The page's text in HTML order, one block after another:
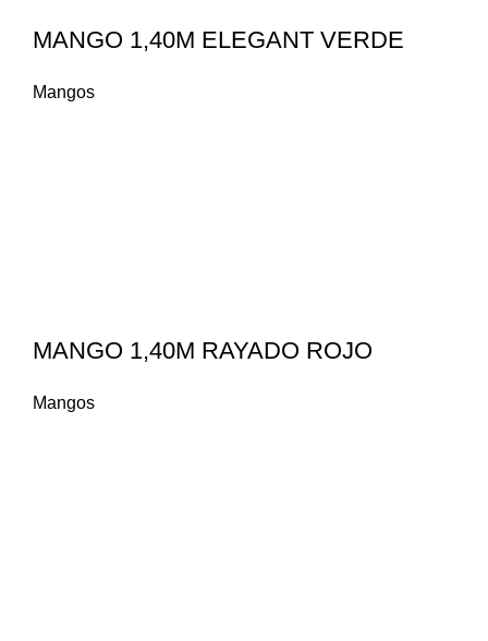
MANGO 1,40M ELEGANT VERDE
Mangos
MANGO 1,40M RAYADO ROJO
Mangos